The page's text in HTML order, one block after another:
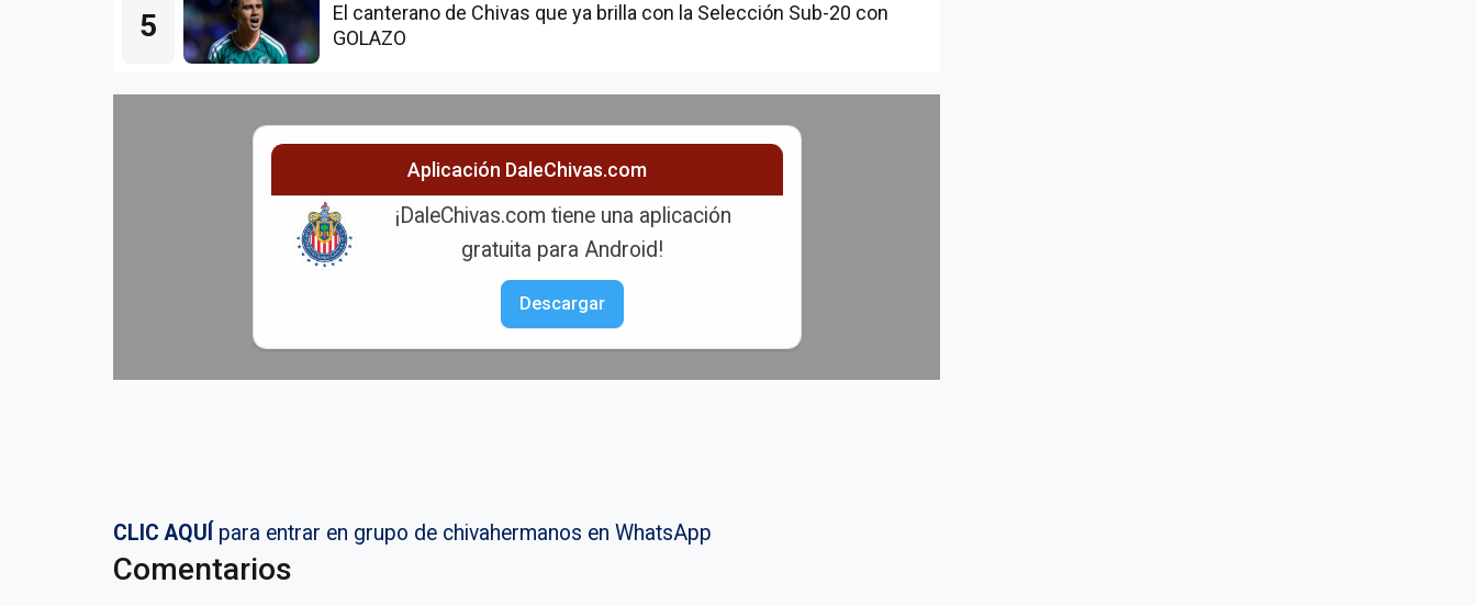
5
El canterano de Chivas que ya brilla con la Selección Sub-20 con
GOLAZO
Aplicación DaleChivas.com
¡DaleChivas.com tiene una aplicación
gratuita para Android!
Descargar
CLIC AQUÍ para entrar en grupo de chivahermanos en WhatsApp
Comentarios